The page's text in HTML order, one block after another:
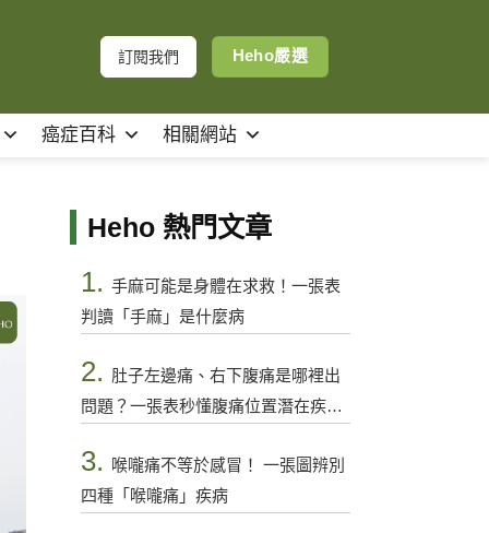
訂閱我們 Heho嚴選
癌症百科 相關網站
Heho 熱門文章
1. 手麻可能是身體在求救！一張表
判讀「手麻」是什麼病
2. 肚子左邊痛、右下腹痛是哪裡出
問題？一張表秒懂腹痛位置潛在疾病
3.
喉嚨痛不等於感冒！ 一張圖辨別
四種「喉嚨痛」疾病